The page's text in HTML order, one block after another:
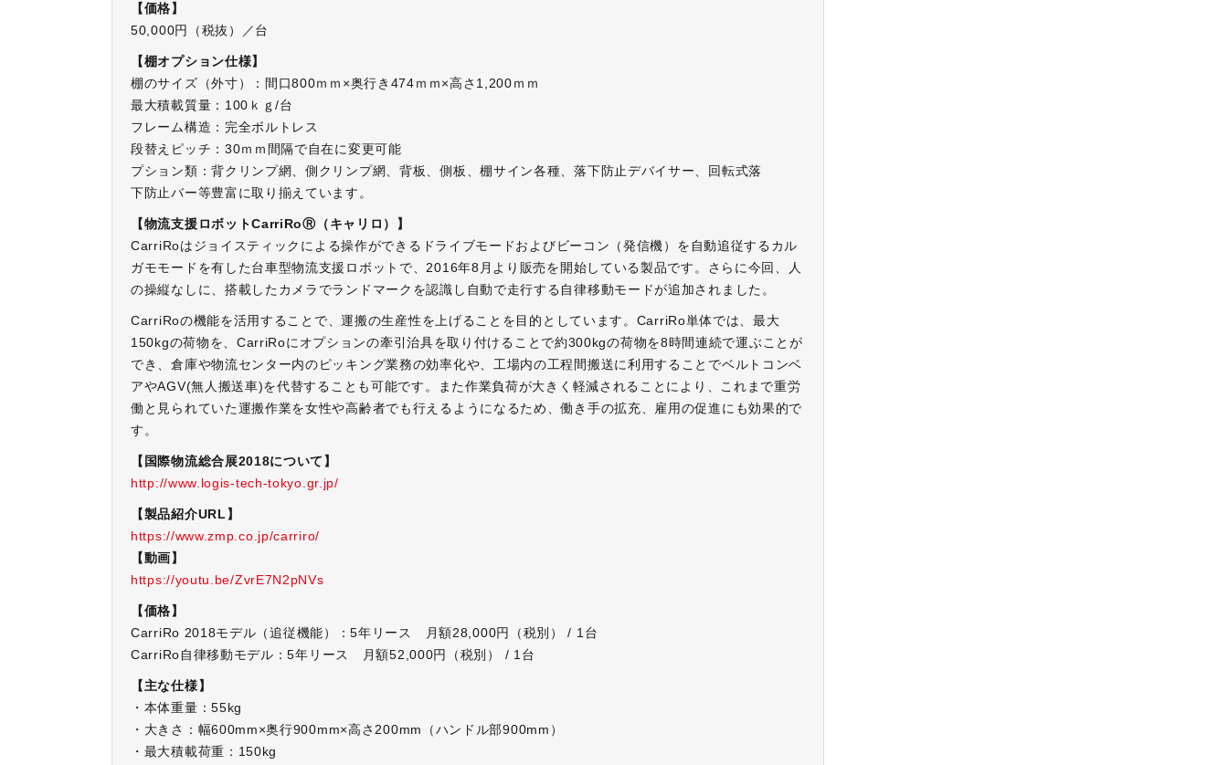
【価格】
50,000円（税抜）／台
【棚オプション仕様】
棚のサイズ（外寸）：間口800ｍｍ×奥行き474ｍｍ×高さ1,200ｍｍ
最大積載質量：100ｋｇ/台
フレーム構造：完全ボルトレス
段替えピッチ：30ｍｍ間隔で自在に変更可能
プション類：背クリンプ網、側クリンプ網、背板、側板、棚サイン各種、落下防止デバイサー、回転式落
下防止バー等豊富に取り揃えています。
【物流支援ロボットCarriRoⓇ（キャリロ）】
CarriRoはジョイスティックによる操作ができるドライブモードおよびビーコン（発信機）を自動追従するカル
ガモモードを有した台車型物流支援ロボットで、2016年8月より販売を開始している製品です。さらに今回、人
の操縦なしに、搭載したカメラでランドマークを認識し自動で走行する自律移動モードが追加されました。
CarriRoの機能を活用することで、運搬の生産性を上げることを目的としています。CarriRo単体では、最大
150kgの荷物を、CarriRoにオプションの牽引治具を取り付けることで約300kgの荷物を8時間連続で運ぶことが
でき、倉庫や物流センター内のピッキング業務の効率化や、工場内の工程間搬送に利用することでベルトコンベ
アやAGV(無人搬送車)を代替することも可能です。また作業負荷が大きく軽減されることにより、これまで重労
働と見られていた運搬作業を女性や高齢者でも行えるようになるため、働き手の拡充、雇用の促進にも効果的で
す。
【国際物流総合展2018について】
http://www.logis-tech-tokyo.gr.jp/
【製品紹介URL】
https://www.zmp.co.jp/carriro/
【動画】
https://youtu.be/ZvrE7N2pNVs
【価格】
CarriRo 2018モデル（追従機能）：5年リース 月額28,000円（税別） / 1台
CarriRo自律移動モデル：5年リース 月額52,000円（税別） / 1台
【主な仕様】
・本体重量：55kg
・大きさ：幅600mm×奥行900mm×高さ200mm（ハンドル部900mm）
・最大積載荷重：150kg